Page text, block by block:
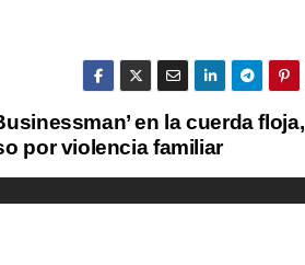
en la cuerda floja,
por violencia familiar